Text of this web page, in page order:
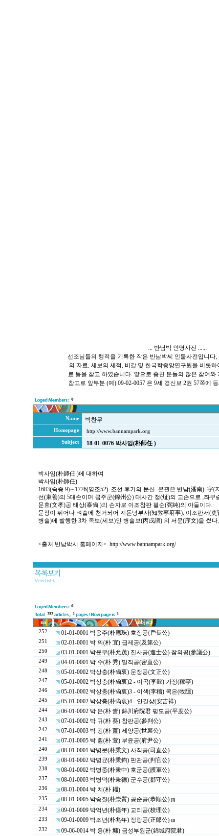
::: 반남박 인명사전 ::::::
선조님들의 행적을 기록한 작은 반남박씨 인물사전입니다
의 자료, 세보의 세적, 비갈 및 한국학중앙연구원을 비롯
료 등을 참고 하였습니다. 앞으로 종친 분들의 많은 참여와
참고로 앞부분 (예) 09-02-0057 은 9세 경신보 2권 57쪽에
0
Name 박찬무
Homepage
http://www.bannampark.org
Subject
18-01-0076 박사임(朴師任 )
박사임(朴師任 )에 대하여
박사임(朴師任)
1683(숙종 9)∼1776(영조52). 조선 후기의 문신. 본관은 반남(潘南). 字
선(東善)의 5대손이며 금주군(錦州公) 대사간 정(炡)의 고손으로 ,좌부
문효(文孝)공 태상(泰尙 )의 손자로 이조참판 필순(弼純)의 아들이다.
문장이 뛰어나 벼슬에 천거되어 지돈녕부사(知敦寧府事). 이조판서(
병술)에 발행한 3차 족보(세보)인 병술보(丙戌譜) 의 서문(序文)을 썼다.
<출처 반남박시 홈페이지> http://www.bannampark.org/
0
252
1 1
no
subject
252
01-01-0001 박응주(朴應珠) 호장공(戶長公)
251 02-01-0001 박 의(朴 宜) 급제공(及第公)
250 03-01-0001 박윤무(朴允茂) 진사공(進士公) 참의공(參議公)
249 04-01-0001 박 수(朴 秀) 밀직공(密直公)
248 05-01-0002 박상충(朴尙衷) 문정공(文正公)
247 05-01-0002 박상충(朴尙衷)2 - 이곡(李穀) 가정(稼亭)
246 05-01-0002 박상충(朴尙衷)3 - 이색(李穡) 목은(牧隱)
245 05-01-0002 박상충(朴尙衷)4 - 안길상(安吉祥)
244 06-01-0002 박 은(朴 訔) 錦川府院君 평도공(平度公)
243 07-01-0002 박 규(朴 葵) 참판공(參判公)
242 07-01-0003 박 강(朴 薑) 세양공(世襄公)
241 07-01-0005 박 훤(朴 萱) 부윤공(府尹公)
240 08-01-0001 박병문(朴秉文) 사직공(司直公)
239 08-01-0002 박병균(朴秉鈞) 판관공(判官公)
238 08-01-0002 박병중(朴秉中) 호군공(護軍公)
237 08-01-0003 박병덕(朴秉德) 군수공(郡守公)
236 08-01-0004 박 치(朴 䎩)
235 08-01-0005 박숭질(朴崇質) 공순공(恭順公) [1]
234 09-01-0009 박억년(朴億年) 교리공(校理公)
233 09-01-0009 박조년(朴兆年) 정랑공(正郞公) [1]
232 09-06-0014 박 용(朴 墉) 금성부원군(錦城府院君)